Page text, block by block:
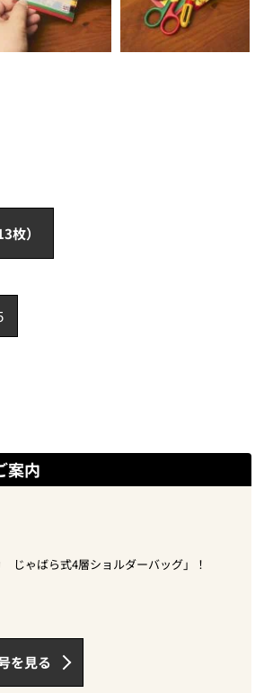
枚）
案内
ゃばら式4層ショルダーバッグ」！
を見る